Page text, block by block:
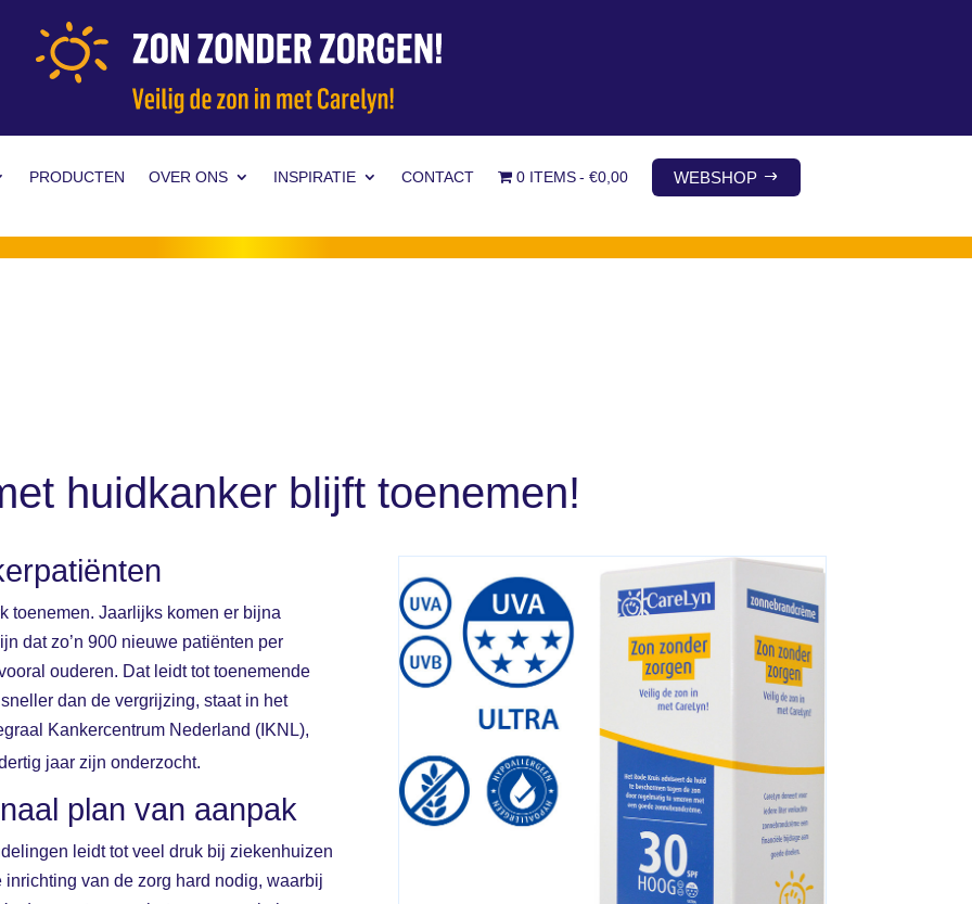
PRODUCTEN OVER ONS INSPIRATIE CONTACT 0 ITEMS €0,00 WEBSHOP
huidkanker blijft toenemen!
toenemen.Jaarlijks komen er bijna
dat zo’n 900 nieuwe patiënten per
ouderen. Dat leidt tot toenemende
dan de vergrijzing, staat in het
Kankercentrum Nederland (IKNL),
jaar zijn onderzocht.
plan van aanpak
leidt tot veel druk bij ziekenhuizen
van de zorg hard nodig, waarbij